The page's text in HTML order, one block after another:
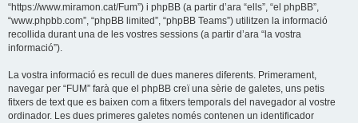
“https://www.miramon.cat/Fum”) i phpBB (a partir d’ara “ells”, “el phpBB”,
“www.phpbb.com”, “phpBB limited”, “phpBB Teams”) utilitzen la informació
recollida durant una de les vostres sessions (a partir d’ara “la vostra
informació”).
La vostra informació es recull de dues maneres diferents. Primerament,
navegar per “FUM” farà que el phpBB creï una sèrie de galetes, uns petis
fitxers de text que es baixen com a fitxers temporals del navegador al vostre
ordinador. Les dues primeres galetes només contenen un identificador